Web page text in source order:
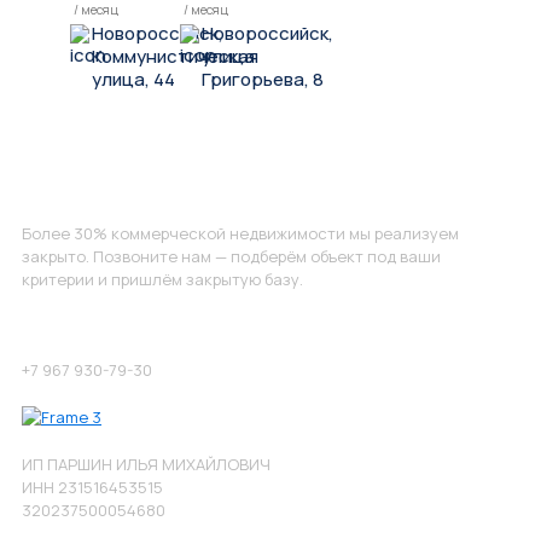
/ месяц
Новороссийск,
Коммунистическая
улица, 44
/ месяц
Новороссийск,
улица
Григорьева, 8
Более 30% коммерческой недвижимости мы реализуем
закрыто. Позвоните нам — подберём объект под ваши
критерии и пришлём закрытую базу.
+7 967 930-79-30
ИП ПАРШИН ИЛЬЯ МИХАЙЛОВИЧ
ИНН 231516453515
320237500054680